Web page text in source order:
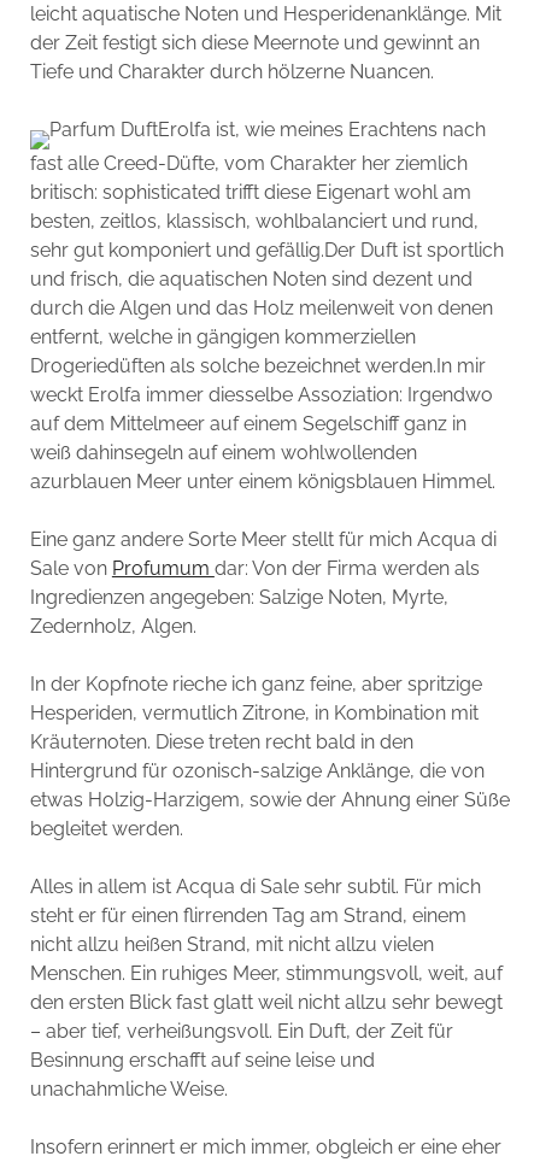
leicht aquatische Noten und Hesperidenanklänge. Mit
der Zeit festigt sich diese Meernote und gewinnt an
Tiefe und Charakter durch hölzerne Nuancen.
Erolfa ist, wie meines Erachtens nach
fast alle Creed-Düfte, vom Charakter her ziemlich
britisch: sophisticated trifft diese Eigenart wohl am
besten, zeitlos, klassisch, wohlbalanciert und rund,
sehr gut komponiert und gefällig.Der Duft ist sportlich
und frisch, die aquatischen Noten sind dezent und
durch die Algen und das Holz meilenweit von denen
entfernt, welche in gängigen kommerziellen
Drogeriedüften als solche bezeichnet werden.In mir
weckt Erolfa immer diesselbe Assoziation: Irgendwo
auf dem Mittelmeer auf einem Segelschiff ganz in
weiß dahinsegeln auf einem wohlwollenden
azurblauen Meer unter einem königsblauen Himmel.
Eine ganz andere Sorte Meer stellt für mich Acqua di
Sale von Profumum dar: Von der Firma werden als
Ingredienzen angegeben: Salzige Noten, Myrte,
Zedernholz, Algen.
In der Kopfnote rieche ich ganz feine, aber spritzige
Hesperiden, vermutlich Zitrone, in Kombination mit
Kräuternoten. Diese treten recht bald in den
Hintergrund für ozonisch-salzige Anklänge, die von
etwas Holzig-Harzigem, sowie der Ahnung einer Süße
begleitet werden.
Alles in allem ist Acqua di Sale sehr subtil. Für mich
steht er für einen flirrenden Tag am Strand, einem
nicht allzu heißen Strand, mit nicht allzu vielen
Menschen. Ein ruhiges Meer, stimmungsvoll, weit, auf
den ersten Blick fast glatt weil nicht allzu sehr bewegt
– aber tief, verheißungsvoll. Ein Duft, der Zeit für
Besinnung erschafft auf seine leise und
unachahmliche Weise.
Insofern erinnert er mich immer, obgleich er eine eher